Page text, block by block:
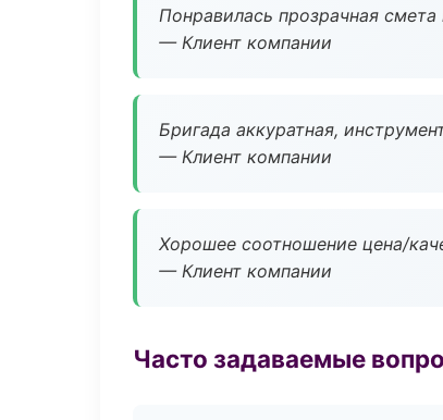
Понравилась прозрачная
— Клиент компании
Бригада аккуратная,
— Клиент компании
Хорошее соотношение цена/
— Клиент компании
Часто задаваемые